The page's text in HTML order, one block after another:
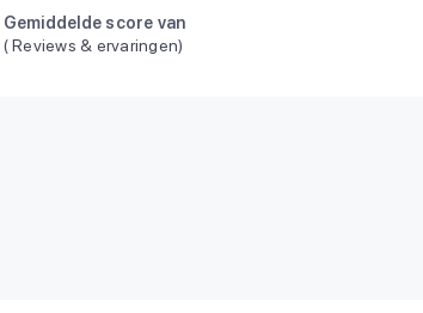
Gemiddelde score van
(Reviews & ervaringen)